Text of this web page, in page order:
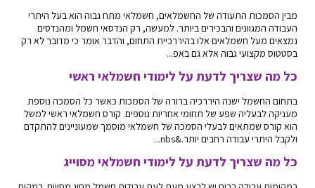
מבין הסמכות התעודה של החשמלאים, חשמלאי מתח גבוה הוא בעל היתרי
העבודה המגוונים והבכירים ביותר. למעשה, רק הנדסאי חשמל ומהנדסים
נמצאים מעל חשמלאים אלו בהיררכיית התחום, והדבר אומר כי מדובר לא רק
בסטטוס מקצועי גבוה אלא גם באפ...
כל מה שצריך לדעת על לימודי חשמלאי ראשי
בתחום החשמל ישנה היררכיה ברורה של הסמכות כאשר כל הסמכה נוספת
מעניקה לבעליה שפע של תחומי אחריות נוספים. קורס חשמלאי ראשי למשל
הוא קורס שמתאים לבעלי הסמכה של חשמלאי מוסמך שמעוניינים להתקדם
ולקבל היתרי עבודה רחבים יותר.&nbs...
כל מה שצריך לדעת על לימודי חשמלאי מסוייג